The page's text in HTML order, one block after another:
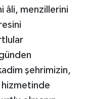
âli, menzillerini
şehrimizin,
hizmetinde